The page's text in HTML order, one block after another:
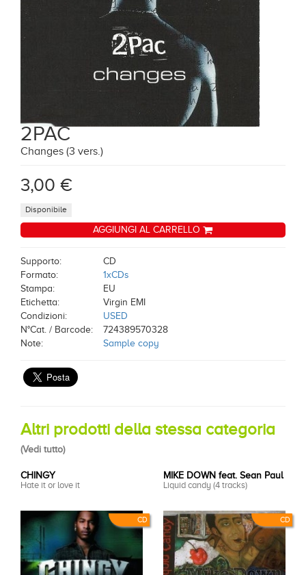
2PAC
Changes (3 vers.)
3,00 €
Disponibile
AGGIUNGI AL CARRELLO
Supporto:
CD
Formato:
1xCDs
Stampa:
EU
Etichetta:
Virgin EMI
Condizioni:
USED
N°Cat. / Barcode:
724389570328
Note:
Sample copy
Altri prodotti della stessa categoria
(Vedi tutto)
CD
CHINGY
Hate it or love it
CD
MIKE DOWN feat. Sean Paul
Liquid candy (4 tracks)